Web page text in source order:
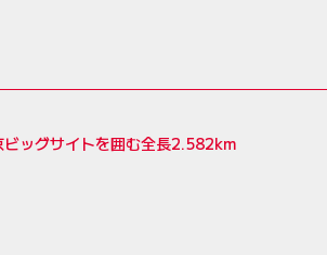
ビッグサイトを囲む全長2.582km